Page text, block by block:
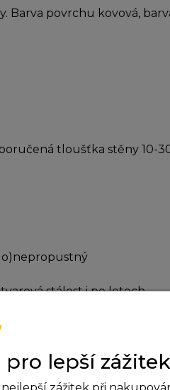
povrchu kovová,
tloušťka stěny 10-
stálost i po letech
lepením (vhodným
při požáru se uvolňují
lepší
zážitek při